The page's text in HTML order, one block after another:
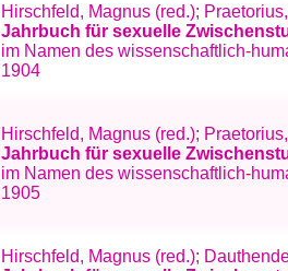
Hirschfeld, Magnus (red.);
Jahrbuch für sexuelle
im Namen des wissenschaftlich-
1904
Hirschfeld, Magnus (red.);
Jahrbuch für sexuelle
im Namen des wissenschaftlich-
1905
Hirschfeld, Magnus (red.);